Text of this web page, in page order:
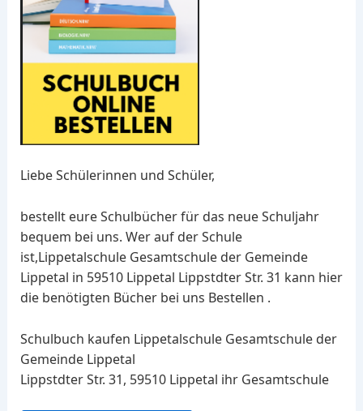
Liebe Schülerinnen und Schüler,
bestellt eure Schulbücher für das neue Schuljahr
bequem bei uns. Wer auf der Schule
ist,Lippetalschule Gesamtschule der Gemeinde
Lippetal in 59510 Lippetal Lippstdter Str. 31 kann hier
die benötigten Bücher bei uns Bestellen .
Schulbuch kaufen Lippetalschule Gesamtschule der
Gemeinde Lippetal
Lippstdter Str. 31, 59510 Lippetal ihr Gesamtschule